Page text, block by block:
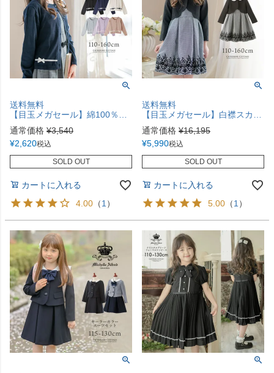
送料無料
【目玉メガセール】綿100％コットン カーディガン ニットで作られたかわいいリボンとアイレットがおしゃれ TAK
通常価格 ¥3,540
¥2,620税込
SOLD OUT
カートに入れる
4.00 （1 ）
送料無料
【目玉メガセール】白襟スカラップボレロ＆ワンピーススーツTAK
通常価格 ¥16,195
¥5,990税込
SOLD OUT
カートに入れる
5.00 （1 ）